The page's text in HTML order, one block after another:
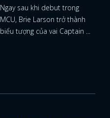
Ngay sau khi debut trong
MCU, Brie Larson trở thành
biểu tượng của vai Captain ...